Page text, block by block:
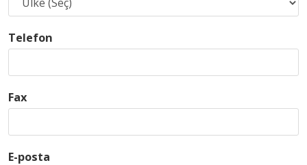
Telefon
Fax
E-posta